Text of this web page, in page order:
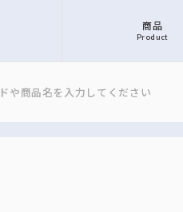
商品
Product